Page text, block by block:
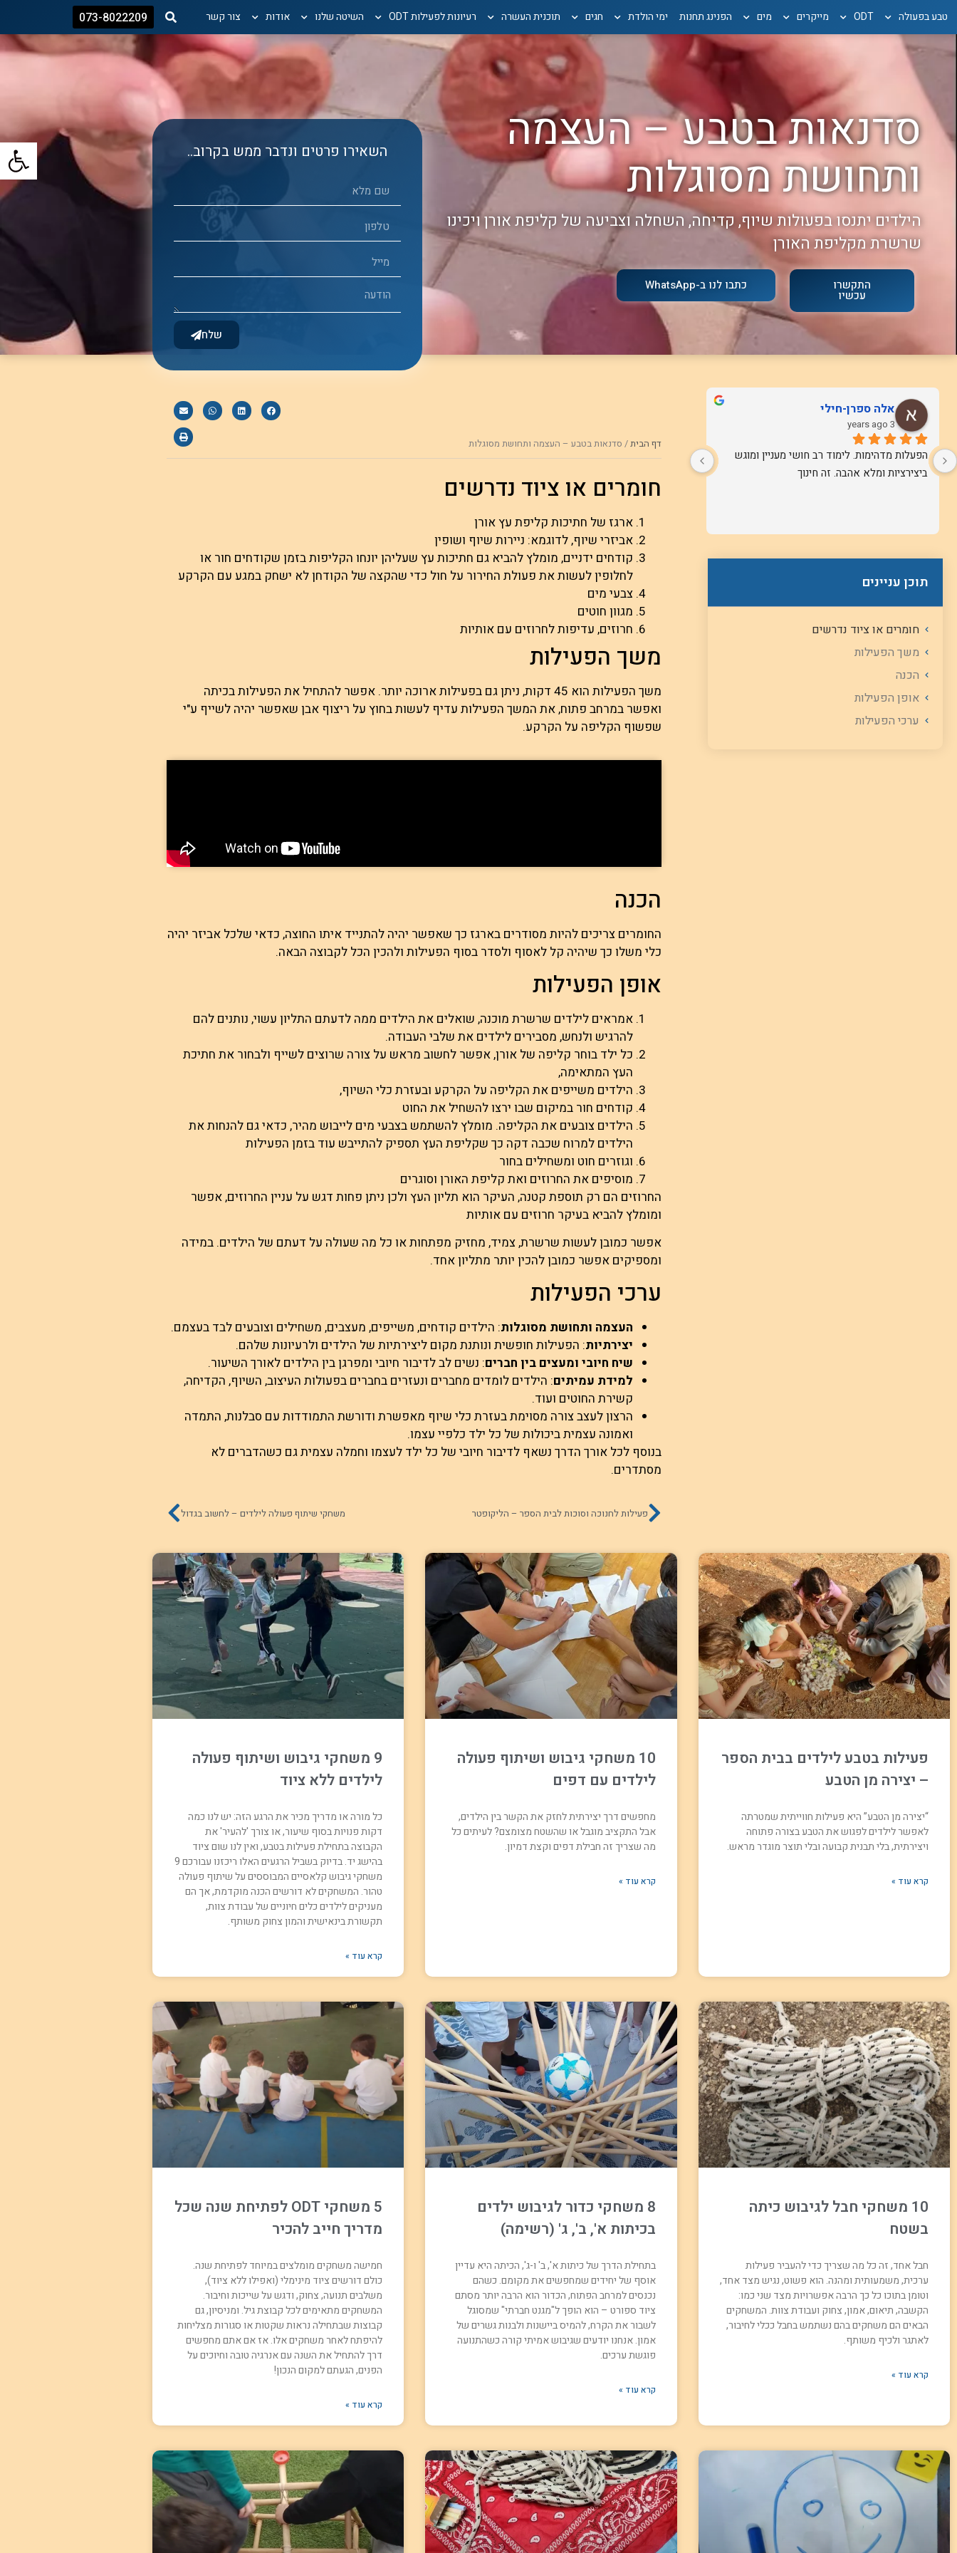
טבע בפעולה ODT מייקרים מים הפנינג תחנות ימי הולדת חגים תוכנית העשרה רעיונות לפעילות ODT השיטה שלנו אודות צור קשר 073-8022209
סדנאות בטבע – העצמה
ותחושת מסוגלות
הילדים יתנסו בפעולות שיוף, קדיחה, השחלה וצביעה של קליפת אורן ויכינו
שרשרת מקליפת האורן
התקשרו
עכשיו
כתבו לנו ב-WhatsApp
השאירו פרטים ונדבר ממש בקרוב..
שלח
אלה ספרן-חילי
3 years ago
ביצירציות ומלא אהבה. זה חינוך
תוכן עניינים
חומרים או ציוד נדרשים
משך הפעילות
הכנה
אופן הפעילות
ערכי הפעילות
דף הבית/ סדנאות בטבע – העצמה ותחושת מסוגלות
חומרים או ציוד נדרשים
ארגז של חתיכות קליפת עץ אורן
אביזרי שיוף, לדוגמא: ניירות שיוף ושופין
קודחים ידניים, מומלץ להביא גם חתיכות עץ שעליהן יונחו הקליפות בזמן שקודחים חור או
לחלופין לעשות את פעולת החירור על חול כדי שהקצה של הקודחן לא ישחק במגע עם הקרקע
צבעי מים
מגוון חוטים
חרוזים, עדיפות לחרוזים עם אותיות
משך הפעילות
משך הפעילות הוא 45 דקות, ניתן גם בפעילות ארוכה יותר. אפשר להתחיל את הפעילות בכיתה
ואפשר במרחב פתוח, את המשך הפעילות עדיף לעשות בחוץ על ריצוף אבן שאפשר יהיה לשייף ע"י
שפשוף הקליפה על הקרקע.
הכנה
החומרים צריכים להיות מסודרים בארגז כך שאפשר יהיה להתנייד איתו החוצה, כדאי שלכל אביזר יהיה
כלי משלו כך שיהיה קל לאסוף ולסדר בסוף הפעילות ולהכין הכל לקבוצה הבאה.
אופן הפעילות
אמראים לילדים שרשרת מוכנה, שואלים את הילדים ממה לדעתם התליון עשוי, נותנים להם
להרגיש ולנחש, מסבירים לילדים את שלבי העבודה.
כל ילד בוחר קליפה של אורן, אפשר לחשוב מראש על צורה שרוצים לשייף ולבחור את חתיכת
העץ המתאימה,
הילדים משייפים את הקליפה על הקרקע ובעזרת כלי השיוף,
קודחים חור במיקום שבו ירצו להשחיל את החוט
הילדים צובעים את הקליפה. מומלץ להשתמש בצבעי מים לייבוש מהיר, כדאי גם להנחות את
הילדים למרוח שכבה דקה כך שקליפת העץ תספיק להתייבש עוד בזמן הפעילות
וגוזרים חוט ומשחילים בחור
מוסיפים את החרוזים ואת קליפת האורן וסוגרים
החרוזים הם רק תוספת קטנה, העיקר הוא תליון העץ ולכן ניתן פחות דגש על עניין החרוזים, אפשר
ומומלץ להביא בעיקר חרוזים עם אותיות
אפשר כמובן לעשות שרשרת, צמיד, מחזיק מפתחות או כל מה שעולה על דעתם של הילדים. במידה
ומספיקים אפשר כמובן להכין יותר מתליון אחד.
ערכי הפעילות
העצמה ותחושת מסוגלות: הילדים קודחים, משייפים, מעצבים, משחילים וצובעים לבד בעצמם.
יצירתיות: הפעילות חופשית ונותנת מקום ליצירתיות של הילדים ולרעיונות שלהם.
שיח חיובי ומעצים בין חברים: נשים לב לדיבור חיובי ומפרגן בין הילדים לאורך השיעור.
למידת עמיתים: הילדים לומדים מחברים ונעזרים בחברים בפעולות העיצוב, השיוף, הקדיחה,
קשירת החוטים ועוד.
הרצון לעצב צורה מסוימת בעזרת כלי שיוף מאפשרת ודורשת התמודדות עם סבלנות, התמדה
ואמונה עצמית ביכולות של כל ילד כלפיי עצמו.
בנוסף לכל אורך הדרך נשאף לדיבור חיובי של כל ילד לעצמו וחמלה עצמית גם כשהדברים לא
מסתדרים.
פעילות לחנוכה וסוכות לבית הספר – הליקופטר משחקי שיתוף פעולה לילדים – לחשוב בגדול
פעילות בטבע לילדים בבית הספר
– יצירה מן הטבע
“יצירה מן הטבע” היא פעילות חווייתית שמטרתה
לאפשר לילדים לפגוש את הטבע בצורה פתוחה
ויצירתית, בלי תבנית קבועה ובלי תוצר מוגדר מראש.
קרא עוד »
10 משחקי גיבוש ושיתוף פעולה
לילדים עם דפים
מחפשים דרך יצירתית לחזק את הקשר בין הילדים,
אבל התקציב מוגבל או שהשטח מצומצם? לעיתים כל
מה שצריך זה חבילת דפים וקצת דמיון.
קרא עוד »
9 משחקי גיבוש ושיתוף פעולה
לילדים ללא ציוד
כל מורה או מדריך מכיר את הרגע הזה: יש לנו כמה
דקות פנויות בסוף שיעור, או צורך 'להעיר' את
הקבוצה בתחילת פעילות בטבע, ואין לנו שום ציוד
בהישג יד. בדיוק בשביל הרגעים האלו ריכזנו עבורכם 9
משחקי גיבוש קלאסיים המבוססים על שיתוף פעולה
טהור. המשחקים לא דורשים הכנה מוקדמת, אך הם
מעניקים לילדים כלים חיוניים של עבודת צוות,
תקשורת בינאישית והמון צחוק משותף.
קרא עוד »
10 משחקי חבל לגיבוש כיתה
בשטח
חבל אחד, זה כל מה שצריך כדי להעביר פעילות
ערכית, משמעותית ומהנה. הוא פשוט, נגיש מצד אחד,
וטומן בתוכו כל כך הרבה אפשרויות מצד שני כמו:
הקשבה, תיאום, אמון, צחוק ועבודת צוות. המשחקים
הבאים הם משחקים בהם נשתמש בחבל ככלי לחיבור,
לאתגר ולכיף משותף.
קרא עוד »
8 משחקי כדור לגיבוש ילדים
בכיתות א', ב', ג' (רשימה)
בתחילת הדרך של כיתות א', ב' ו-ג', הכיתה היא עדיין
אוסף של יחידים שמחפשים את מקומם. כשהם
נכנסים למרחב הפתוח, הכדור הוא הרבה יותר מסתם
ציוד ספורט – הוא הופך ל"מגנט חברתי" שמסוגל
לשבור את הקרח, להמיס ביישנות ולבנות גשרים של
אמון. אנחנו יודעים שגיבוש אמיתי קורה כשהתנועה
פוגשת ערכים.
קרא עוד »
5 משחקי ODT לפתיחת שנה שכל
מדריך חייב להכיר
חמישה משחקים מומלצים במיוחד לפתיחת שנה.
כולם דורשים ציוד מינימלי (ואפילו ללא ציוד),
משלבים תנועה, צחוק, ודגש על שייכות וחיבור.
המשחקים מתאימים לכל קבוצת גיל. ומניסיון, גם
קבוצות שבתחילה נראות שקטות או סגורות מצליחות
להיפתח לאחר משחקים אלו. אז אם אתם מחפשים
דרך להתחיל את השנה עם אנרגיה טובה וחיוכים על
הפנים, הגעתם למקום הנכון!
קרא עוד »